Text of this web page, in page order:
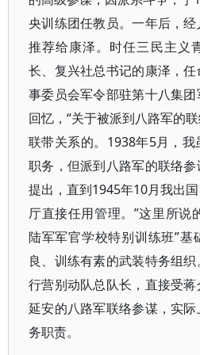
央训练团任教员。一年后，
推荐给康泽。时任三民主义
长、复兴社总书记的康泽，
事委员会军令部驻第十八集
回忆，“关于被派到八路军的
联带关系的。1938年5月，
职务，但派到八路军的联络
提出，直到1945年10月我出
厅直接任用管理。”这里所说
陆军军官学校特别训练班”基
良、训练有素的武装特务组
行营别动队总队长，直接受
延安的八路军联络参谋，实
务职责。